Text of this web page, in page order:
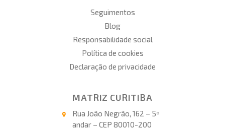
Seguimentos
Blog
Responsabilidade social
Política de cookies
Declaração de privacidade
MATRIZ CURITIBA
Rua João Negrão, 162 – 5º
andar – CEP 80010-200